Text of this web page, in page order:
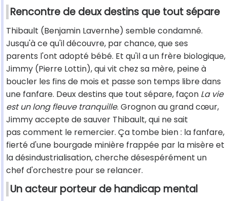
Rencontre de deux destins que tout sépare
Thibault (Benjamin Lavernhe) semble condamné.
Jusqu'à ce qu'il découvre, par chance, que ses
parents l'ont adopté bébé. Et qu'il a un frère biologique,
Jimmy (Pierre Lottin), qui vit chez sa mère, peine à
boucler les fins de mois et passe son temps libre dans
une fanfare. Deux destins que tout sépare, façon La vie
est un long fleuve tranquille. Grognon au grand cœur,
Jimmy accepte de sauver Thibault, qui ne sait
pas comment le remercier. Ça tombe bien : la fanfare,
fierté d'une bourgade minière frappée par la misère et
la désindustrialisation, cherche désespérément un
chef d'orchestre pour se relancer.
Un acteur porteur de handicap mental